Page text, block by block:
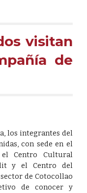
visitan
de
los integrantes del
con sede en el
Centro Cultural
y el Centro del
de Cotocollao
de conocer y